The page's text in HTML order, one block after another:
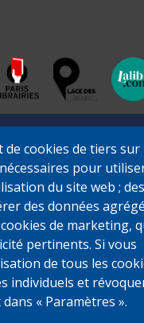
cookies de tiers sur
pour
du site web ; des
des données
de marketing,
pertinents. Si vous
de tous les
individuels et
« Paramètres ».